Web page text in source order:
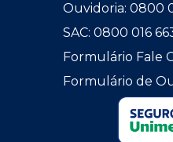
Ouvidoria: 0800
SAC: 0800 016
Formulário Fale
Formulário de